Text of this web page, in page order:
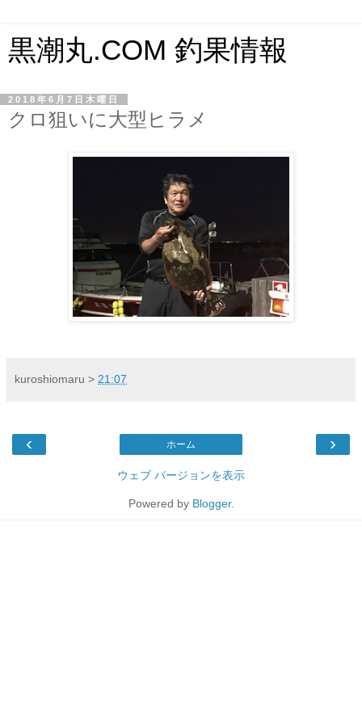
黒潮丸.COM 釣果情報
2018年6月7日木曜日
クロ狙いに大型ヒラメ
kuroshiomaru > 21:07
‹ ›
ホーム
ウェブ バージョンを表示
Powered by Blogger.